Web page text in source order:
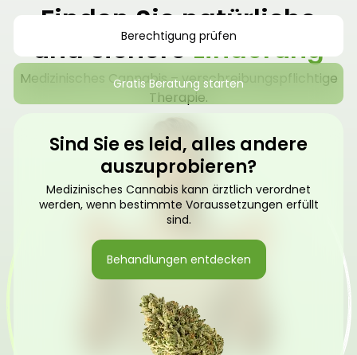
Finden Sie natürliche
und sichereLinderung
Medizinisches Cannabis – verschreibungspflichtige
Therapie.
Berechtigung prüfen
Gratis Beratung starten
Sind Sie es leid, alles andere
auszuprobieren?
Medizinisches Cannabis kann ärztlich verordnet
werden, wenn bestimmte Voraussetzungen erfüllt
sind.
Behandlungen entdecken